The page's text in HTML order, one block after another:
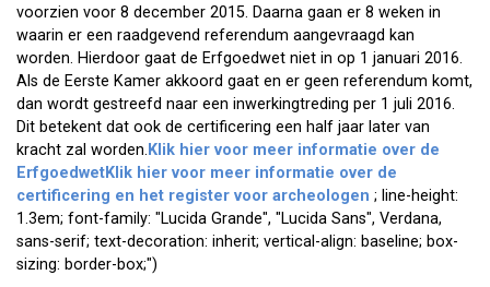
voorzien voor 8 december 2015. Daarna gaan er 8 weken in
waarin er een raadgevend referendum aangevraagd kan
worden. Hierdoor gaat de Erfgoedwet niet in op 1 januari 2016.
Als de Eerste Kamer akkoord gaat en er geen referendum komt,
dan wordt gestreefd naar een inwerkingtreding per 1 juli 2016.
Dit betekent dat ook de certificering een half jaar later van
kracht zal worden. Klik hier voor meer informatie over de
ErfgoedwetKlik hier voor meer informatie over de
certificering en het register voor archeologen ; line-height:
1.3em; font-family: "Lucida Grande", "Lucida Sans", Verdana,
sans-serif; text-decoration: inherit; vertical-align: baseline; box-
sizing: border-box;")